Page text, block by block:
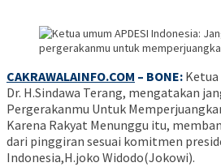
CAKRAWALAINFO.COM – BONE: Ketua
Dr. H.Sindawa Terang, mengatakan
Pergerakanmu Untuk
Karena Rakyat Menunggu itu,
dari pinggiran sesuai komitmen
Indonesia,H.joko Widodo(Jokowi).